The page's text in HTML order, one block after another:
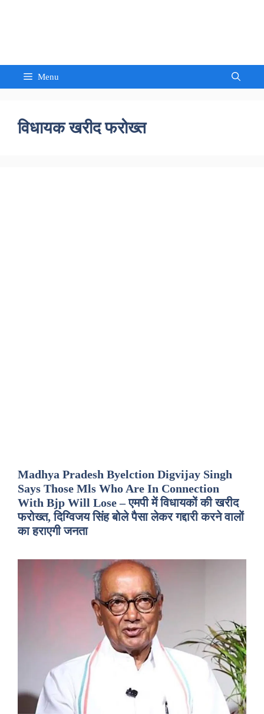
Menu
विधायक खरीद फरोख्त
Madhya Pradesh Byelction Digvijay Singh
Says Those Mls Who Are In Connection
With Bjp Will Lose – एमपी में विधायकों की खरीद
फरोख्त, दिग्विजय सिंह बोले पैसा लेकर गद्दारी करने वालों
का हराएगी जनता